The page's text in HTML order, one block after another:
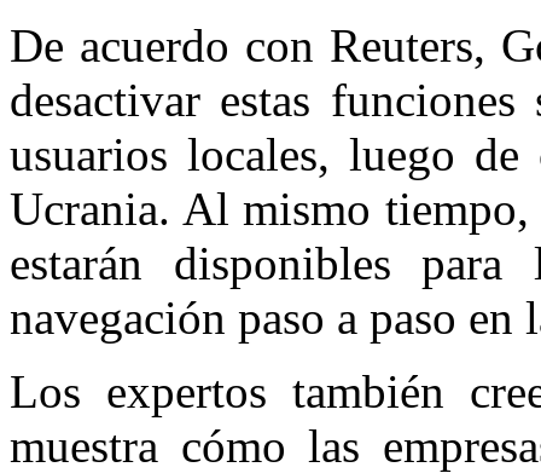
De acuerdo con Reuters,
desactivar estas
usuarios locales, luego
Ucrania. Al mismo
estarán disponibles
navegación paso a paso en
Los expertos también
muestra cómo las